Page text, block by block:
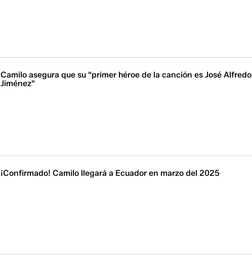
Camilo asegura que su "primer héroe de la canción es José Alfredo
Jiménez"
¡Confirmado! Camilo llegará a Ecuador en marzo del 2025